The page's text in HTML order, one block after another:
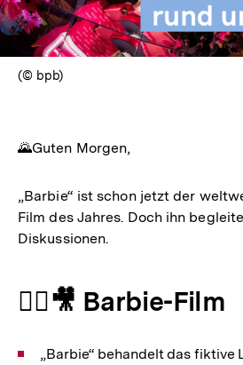
(© bpb)
🌄Guten Morgen,
„Barbie“ ist schon jetzt der
Film des Jahres. Doch ihn
Diskussionen.
🚶‍♀️🎥 Barbie-Film
„Barbie“ behandelt das fiktive